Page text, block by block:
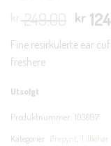
var:
kr
Fine resirkulerte ear
freshere
Utsolgt
Produktnummer: 103097
Kategorier: Ørepynt
Tilbehør